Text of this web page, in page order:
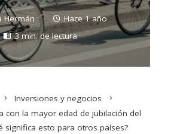
Hermán
Hace 1 año
3 min. de lectura
Inversiones y negocios
con la mayor edad de jubilación del
significa esto para otros países?